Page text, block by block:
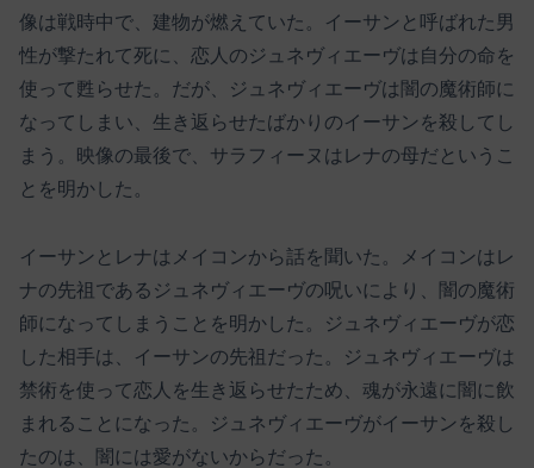
像は戦時中で、建物が燃えていた。イーサンと呼ばれた男
性が撃たれて死に、恋人のジュネヴィエーヴは自分の命を
使って甦らせた。だが、ジュネヴィエーヴは闇の魔術師に
なってしまい、生き返らせたばかりのイーサンを殺してし
まう。映像の最後で、サラフィーヌはレナの母だというこ
とを明かした。
イーサンとレナはメイコンから話を聞いた。メイコンはレ
ナの先祖であるジュネヴィエーヴの呪いにより、闇の魔術
師になってしまうことを明かした。ジュネヴィエーヴが恋
した相手は、イーサンの先祖だった。ジュネヴィエーヴは
禁術を使って恋人を生き返らせたため、魂が永遠に闇に飲
まれることになった。ジュネヴィエーヴがイーサンを殺し
たのは、闇には愛がないからだった。